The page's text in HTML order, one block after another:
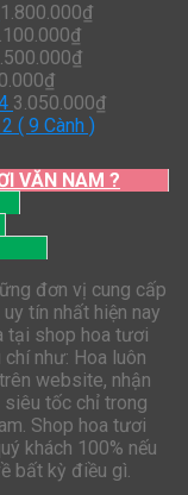
1.800.000₫
₫
₫
₫
3.050.000₫
( 9 Cành )
VĂN NAM ?
đơn vị cung cấp
tín nhất hiện nay
tại shop hoa tươi
như: Hoa luôn
website, nhận
siêu tốc chỉ trong
Shop hoa tươi
khách 100% nếu
bất kỳ điều gì.